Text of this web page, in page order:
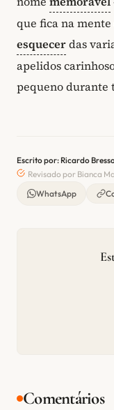
que fica na mente
esquecerdas
apelidos
pequeno durante
Escrito por: Ricardo
Revisado por Bianca
WhatsApp
Comentários